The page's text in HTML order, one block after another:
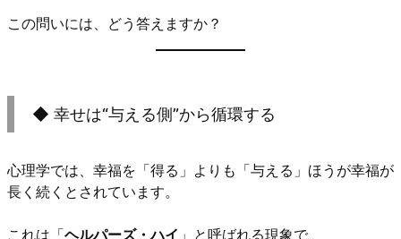
この問いには、どう答えますか？
◆ 幸せは“与える側”から循環する
心理学では、幸福を「得る」よりも「与える」ほうが幸福が
長く続くとされています。
これは「ヘルパーズ・ハイ 」と呼ばれる現象で、